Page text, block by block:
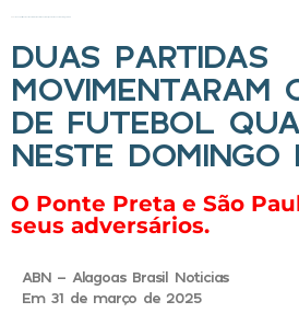
DUAS PARTIDAS
MOVIMENTARAM
DE FUTEBOL
NESTE
O Ponte Preta e São
seus adversários.
ABN - Alagoas Brasil Noticias
Em 31 de março de 2025